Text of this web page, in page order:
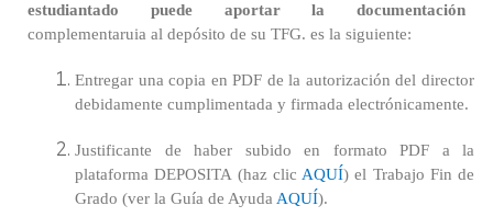
estudiantado puede aportar la documentación
complementaruia al depósito de su TFG. es la siguiente:
Entregar una copia en PDF de la autorización del director
debidamente cumplimentada y firmada electrónicamente.
Justificante de haber subido en formato PDF a la
plataforma DEPOSITA (haz clic AQUÍ) el Trabajo Fin de
Grado (ver la Guía de Ayuda AQUÍ).